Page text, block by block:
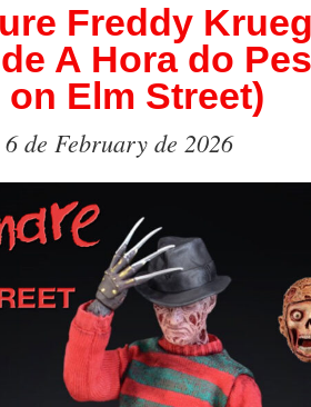
Freddy
A Hora do
Elm Street)
6 de February de 2026